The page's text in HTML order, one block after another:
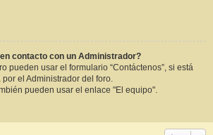
contacto con un Administrador?
pueden usar el formulario “Contáctenos”, si está
el Administrador del foro.
pueden usar el enlace "El equipo".